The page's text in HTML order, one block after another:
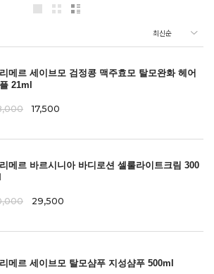
메르 세이브모 검정콩 맥주효모 탈모완화 헤어
21ml
17,500
메르 바르시니아 바디로션 셀룰라이트크림 300
29,500
메르 세이브모 탈모샴푸 지성샴푸 500ml